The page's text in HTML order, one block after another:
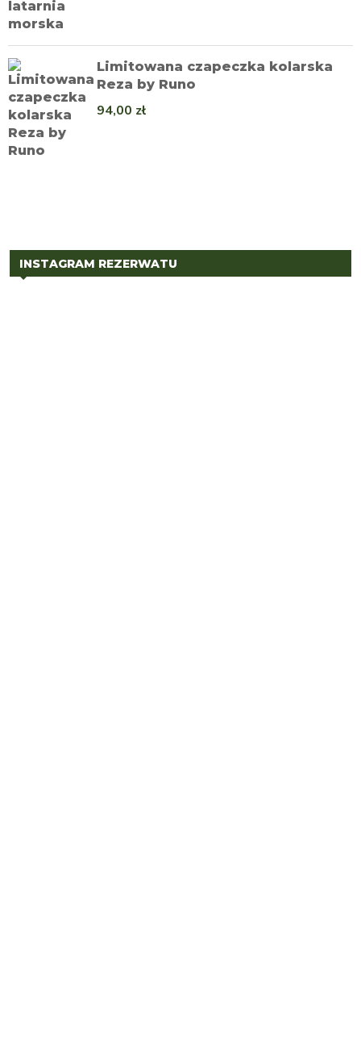
Limitowana czapeczka kolarska
Reza by Runo
94,00 zł
INSTAGRAM REZERWATU